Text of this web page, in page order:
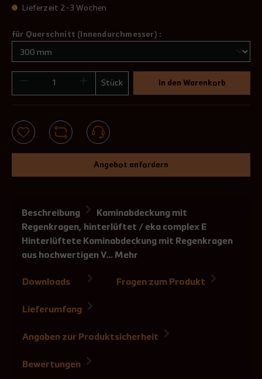
Lieferzeit 2-3 Wochen
für Querschnitt (Innendurchmesser) :
Stück In den Warenkorb
Angebot anfordern
Beschreibung
Kaminabdeckung mit
Regenkragen, hinterlüftet / eka complex E
Hinterlüftete Kaminabdeckung mit Regenkragen
aus hochwertigen V… Mehr
Downloads Fragen zum Produkt
Lieferumfang
Angaben zur Produktsicherheit
Bewertungen